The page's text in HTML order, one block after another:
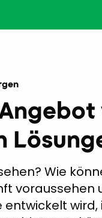
Wie
voraussehen
wird,